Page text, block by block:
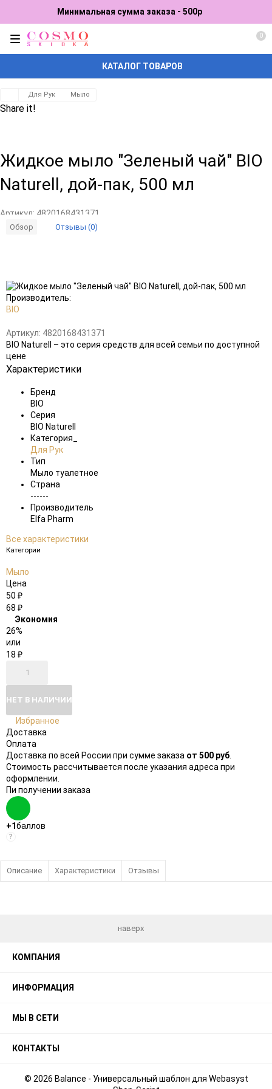
Минимальная сумма заказа - 500р
КАТАЛОГ ТОВАРОВ
0
Для Рук Мыло
Share it!
Жидкое мыло "Зеленый чай" BIO
Naturell, дой-пак, 500 мл
Артикул: 4820168431371
Обзор Отзывы (0)
в
избранное
Производитель:
BIO
Артикул: 4820168431371
BIO Naturell – это серия средств для всей семьи по доступной
цене
Характеристики
Бренд
BIO
Серия
BIO Naturell
Категория_
Для Рук
Тип
Мыло туалетное
Страна
------
Производитель
Elfa Pharm
Все характеристики
Категории
Мыло
Цена
50 ₽
68 ₽
Экономия
26%
или
18 ₽
НЕТ В НАЛИЧИИ
Избранное
Доставка
Оплата
Доставка по всей России при сумме заказа от 500 руб
Стоимость рассчитывается после указания адреса при
оформлении.
Пи получении заказа
+1баллов
?
Описание Характеристики Отзывы
наверх
КОМПАНИЯ
ИНФОРМАЦИЯ
МЫ В СЕТИ
КОНТАКТЫ
© 2026 Balance - Универсальный шаблон для Webasyst